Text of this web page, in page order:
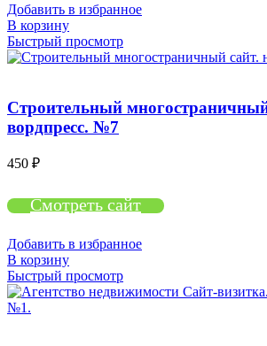
Добавить в избранное
В корзину
Быстрый просмотр
Строительный
вордпресс. №7
450 ₽
Смотреть сайт
Добавить в избранное
В корзину
Быстрый просмотр